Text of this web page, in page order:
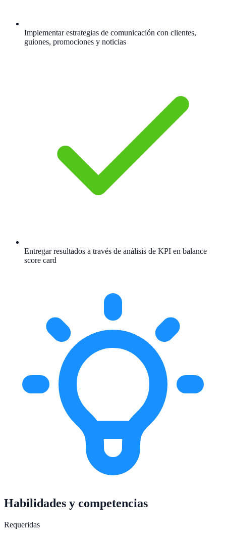
Implementar estrategias de comunicación con clientes,
guiones, promociones y noticias
Entregar resultados a través de análisis de KPI en balance
score card
Habilidades y competencias
Requeridas